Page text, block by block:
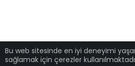
Bu web sitesinde en iyi deneyimi
sağlamak için çerezler